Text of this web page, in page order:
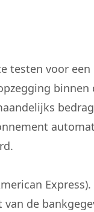
testen voor een
binnen
Express).
de